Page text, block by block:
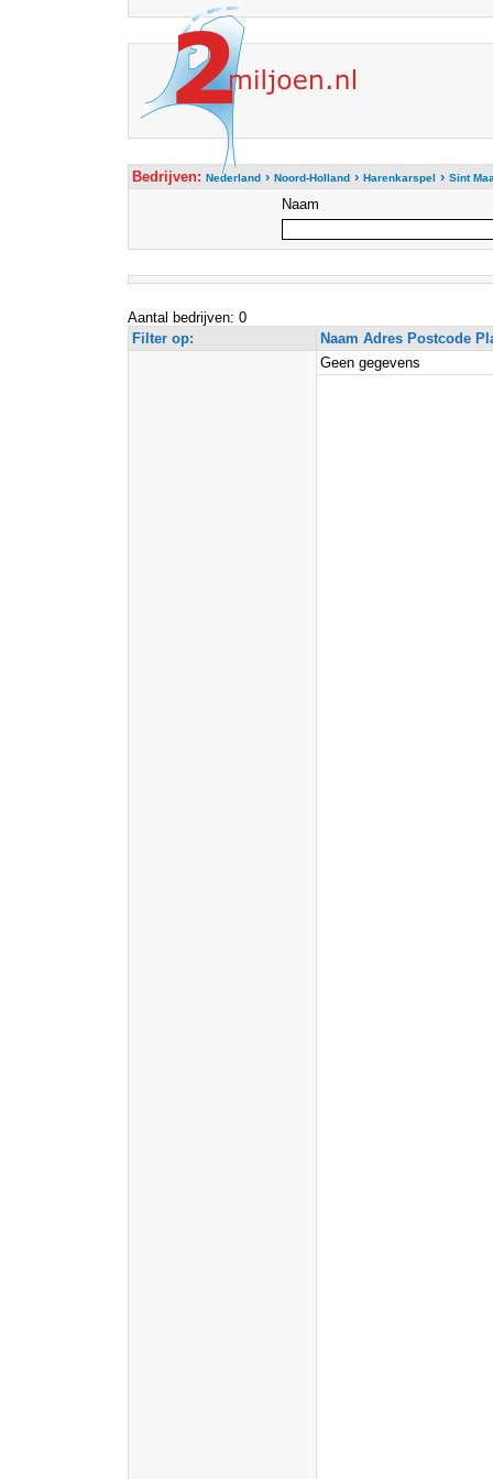
Bedrijven: Nederland› Noord-Holland› Harenkarspel › Sint
Naam
Aantal bedrijven: 0
Filter op:
Naam Adres Postcode
Geen gegevens